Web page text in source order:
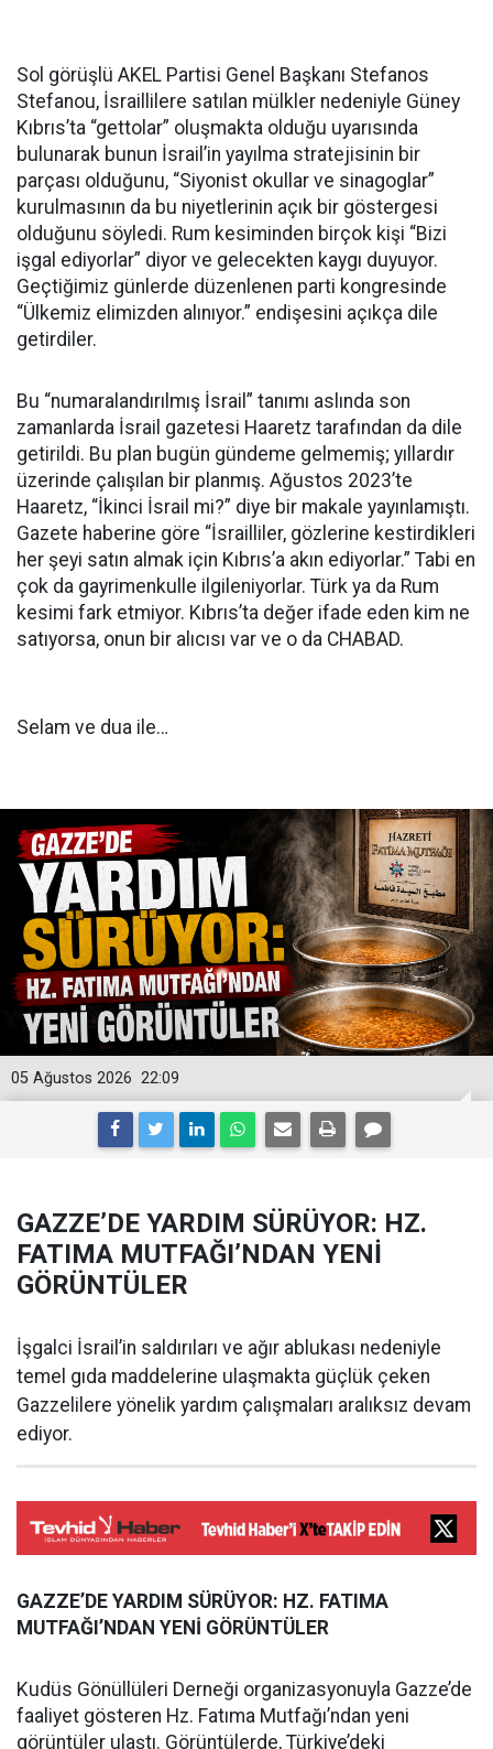
Sol görüşlü AKEL Partisi Genel Başkanı Stefanos
Stefanou, İsraillilere satılan mülkler nedeniyle Güney
Kıbrıs’ta “gettolar” oluşmakta olduğu uyarısında
bulunarak bunun İsrail’in yayılma stratejisinin bir
parçası olduğunu, “Siyonist okullar ve sinagoglar”
kurulmasının da bu niyetlerinin açık bir göstergesi
olduğunu söyledi. Rum kesiminden birçok kişi “Bizi
işgal ediyorlar” diyor ve gelecekten kaygı duyuyor.
Geçtiğimiz günlerde düzenlenen parti kongresinde
“Ülkemiz elimizden alınıyor.” endişesini açıkça dile
getirdiler.
Bu “numaralandırılmış İsrail” tanımı aslında son
zamanlarda İsrail gazetesi Haaretz tarafından da dile
getirildi. Bu plan bugün gündeme gelmemiş; yıllardır
üzerinde çalışılan bir planmış. Ağustos 2023’te
Haaretz, “İkinci İsrail mi?” diye bir makale yayınlamıştı.
Gazete haberine göre “İsrailliler, gözlerine kestirdikleri
her şeyi satın almak için Kıbrıs’a akın ediyorlar.” Tabi en
çok da gayrimenkulle ilgileniyorlar. Türk ya da Rum
kesimi fark etmiyor. Kıbrıs’ta değer ifade eden kim ne
satıyorsa, onun bir alıcısı var ve o da CHABAD.
Selam ve dua ile…
22:09
05 Ağustos 2026
GAZZE’DE YARDIM SÜRÜYOR: HZ.
FATIMA MUTFAĞI’NDAN YENİ
GÖRÜNTÜLER
İşgalci İsrail’in saldırıları ve ağır ablukası nedeniyle
temel gıda maddelerine ulaşmakta güçlük çeken
Gazzelilere yönelik yardım çalışmaları aralıksız devam
ediyor.
GAZZE’DE YARDIM SÜRÜYOR: HZ. FATIMA
MUTFAĞI’NDAN YENİ GÖRÜNTÜLER
Kudüs Gönüllüleri Derneği organizasyonuyla Gazze’de
faaliyet gösteren Hz. Fatıma Mutfağı’ndan yeni
görüntüler ulaştı. Görüntülerde, Türkiye’deki